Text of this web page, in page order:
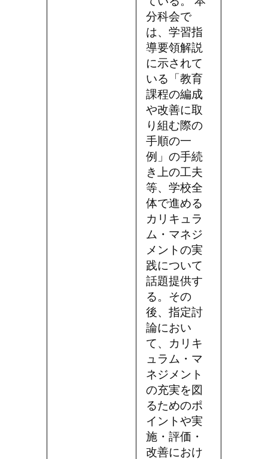
分科会で
は、学習指
導要領解説
に示されて
いる「教育
課程の編成
や改善に取
り組む際の
手順の一
例」の手続
き上の工夫
等、学校全
体で進める
カリキュラ
ム・マネジ
メントの実
践について
話題提供す
る。その
後、指定討
論におい
て、カリキ
ュラム・マ
ネジメント
の充実を図
るためのポ
イントや実
施・評価・
改善におけ